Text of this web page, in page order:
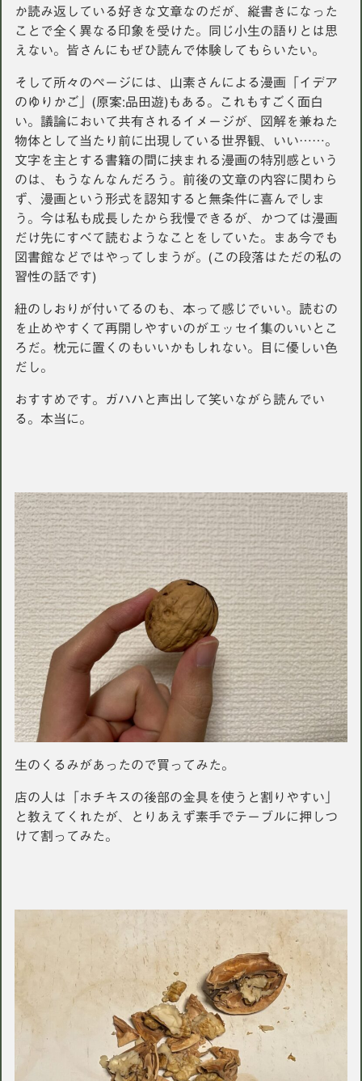
か読み返している好きな文章なのだが、縦書きになった
ことで全く異なる印象を受けた。同じ小生の語りとは思
えない。皆さんにもぜひ読んで体験してもらいたい。
そして所々のページには、山素さんによる漫画「イデア
のゆりかご」(原案:品田遊)もある。これもすごく面白
い。議論において共有されるイメージが、図解を兼ねた
物体として当たり前に出現している世界観、いい……。
文字を主とする書籍の間に挟まれる漫画の特別感という
のは、もうなんなんだろう。前後の文章の内容に関わら
ず、漫画という形式を認知すると無条件に喜んでしま
う。今は私も成長したから我慢できるが、かつては漫画
だけ先にすべて読むようなことをしていた。まあ今でも
図書館などではやってしまうが。(この段落はただの私の
習性の話です)
紐のしおりが付いてるのも、本って感じでいい。読むの
を止めやすくて再開しやすいのがエッセイ集のいいとこ
ろだ。枕元に置くのもいいかもしれない。目に優しい色
だし。
おすすめです。ガハハと声出して笑いながら読んでい
る。本当に。
生のくるみがあったので買ってみた。
店の人は「ホチキスの後部の金具を使うと割りやすい」
と教えてくれたが、とりあえず素手でテーブルに押しつ
けて割ってみた。